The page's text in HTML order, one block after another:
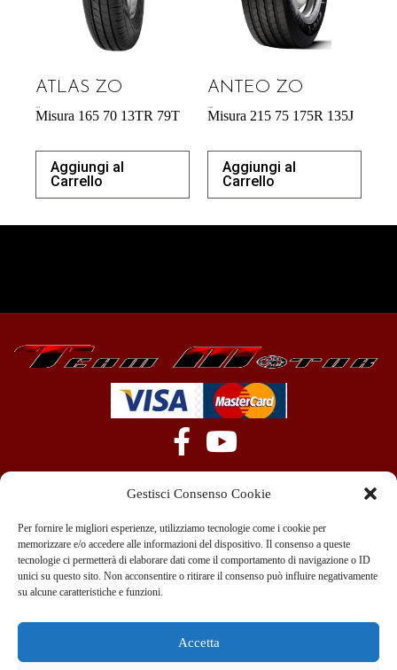
Gestisci Consenso Cookie
Per fornire le migliori esperienze, utilizziamo tecnologie come i cookie per
memorizzare e/o accedere alle informazioni del dispositivo. Il consenso a queste
tecnologie ci permetterà di elaborare dati come il comportamento di navigazione o ID
unici su questo sito. Non acconsentire o ritirare il consenso può influire negativamente
su alcune caratteristiche e funzioni.
Accetta
ATLAS ZO
Misura 165 70 13TR 79T
Aggiungi al
Carrello
ANTEO ZO
Misura 215 75 175R 135J
Aggiungi al
Carrello
+39 351 970 89 33
info@teammotor.it